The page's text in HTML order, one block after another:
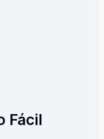
Fácil